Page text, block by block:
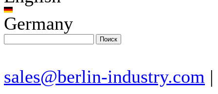
Germany
sales@berlin-industry.com |